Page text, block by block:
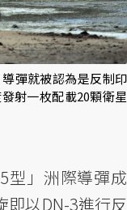
彈就被認為是反制印
射一枚配載20顆衛星
型」洲際導彈成
即以DN-3進行反